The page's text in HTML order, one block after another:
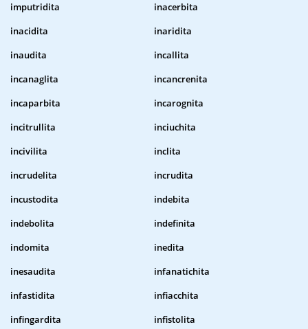
imputridita
inacerbita
inacidita
inaridita
inaudita
incallita
incanaglita
incancrenita
incaparbita
incarognita
incitrullita
inciuchita
incivilita
inclita
incrudelita
incrudita
incustodita
indebita
indebolita
indefinita
indomita
inedita
inesaudita
infanatichita
infastidita
infiacchita
infingardita
infistolita